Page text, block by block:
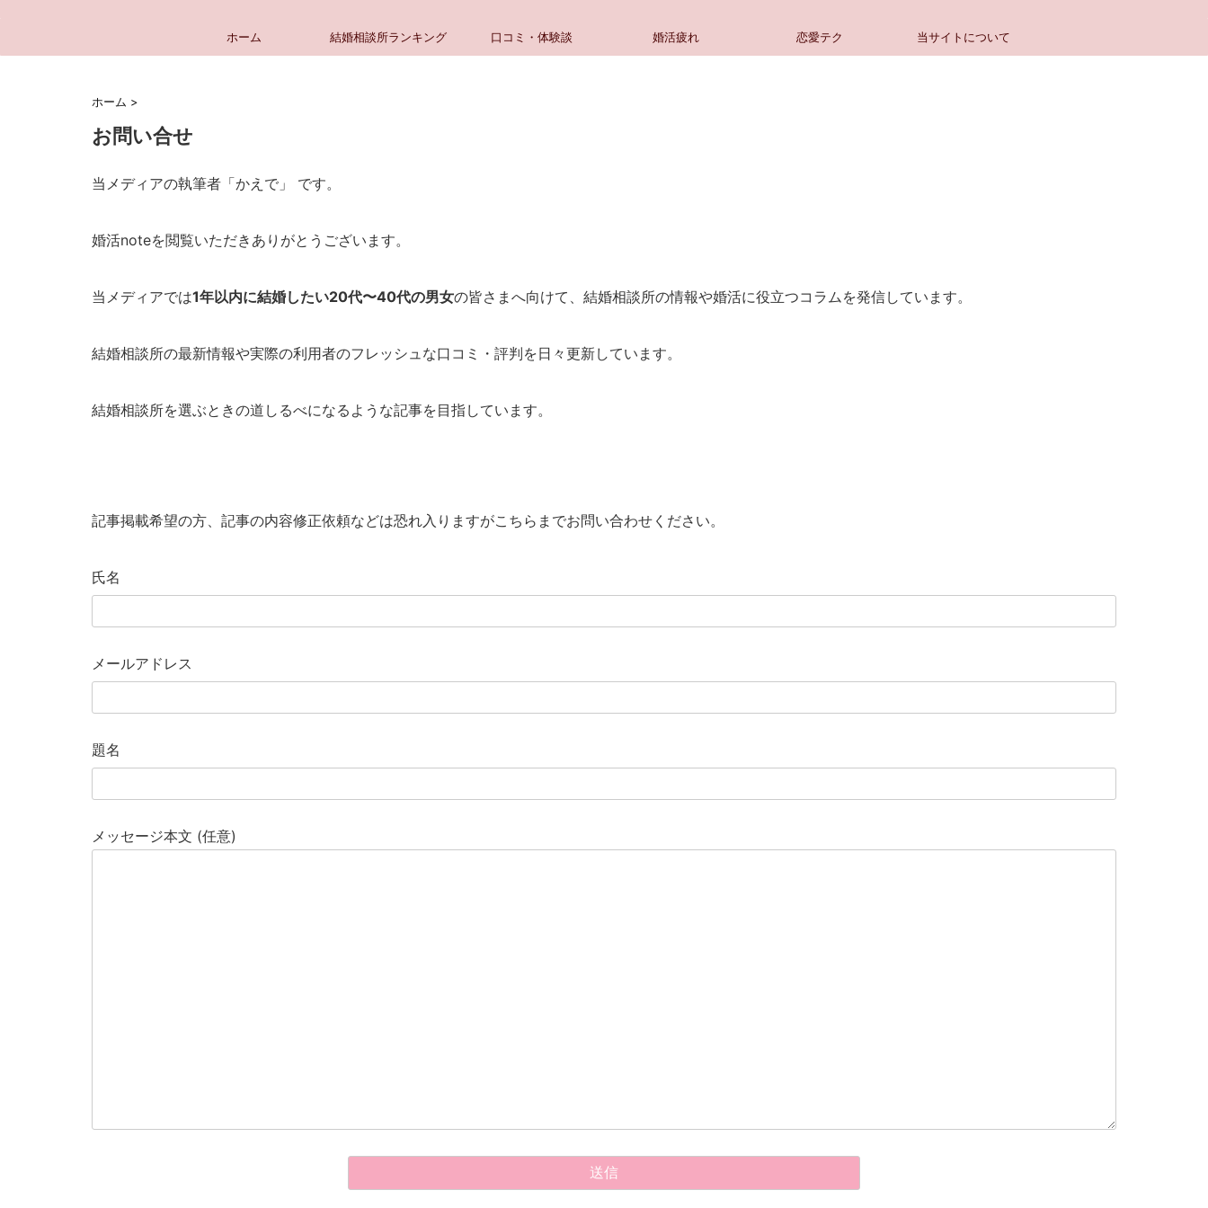
ホーム 結婚相談所ランキング 口コミ・体験談 婚活疲れ 恋愛テク 当サイトについて
ホーム >
お問い合せ
当メディアの執筆者「かえで」 です。
婚活noteを閲覧いただきありがとうございます。
当メディアでは1年以内に結婚したい20代〜40代の男女の皆さまへ向けて、結婚相談所の情報や婚活に役立つコラムを発信しています。
結婚相談所の最新情報や実際の利用者のフレッシュな口コミ・評判を日々更新しています。
結婚相談所を選ぶときの道しるべになるような記事を目指しています。
記事掲載希望の方、記事の内容修正依頼などは恐れ入りますがこちらまでお問い合わせください。
氏名
メールアドレス
題名
メッセージ本文 (任意)